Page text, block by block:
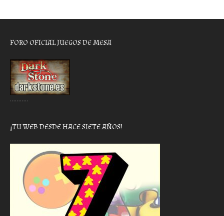
FORO OFICIAL JUEGOS DE MESA
………..
¡TU WEB DESDE HACE SIETE AÑOS!